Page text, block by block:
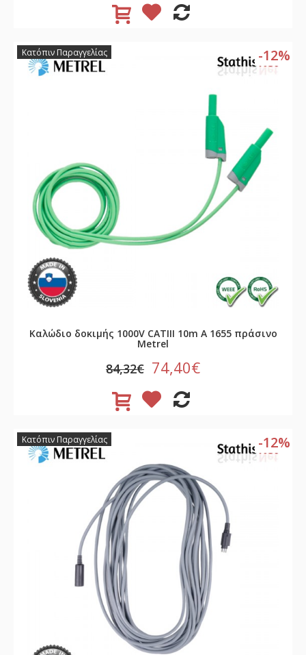
-12%
Κατόπιν Παραγγελίας
Καλώδιο δοκιμής 1000V CATIII 10m A 1655 πράσινο
Metrel
84,32€ 74,40€
-12%
Κατόπιν Παραγγελίας